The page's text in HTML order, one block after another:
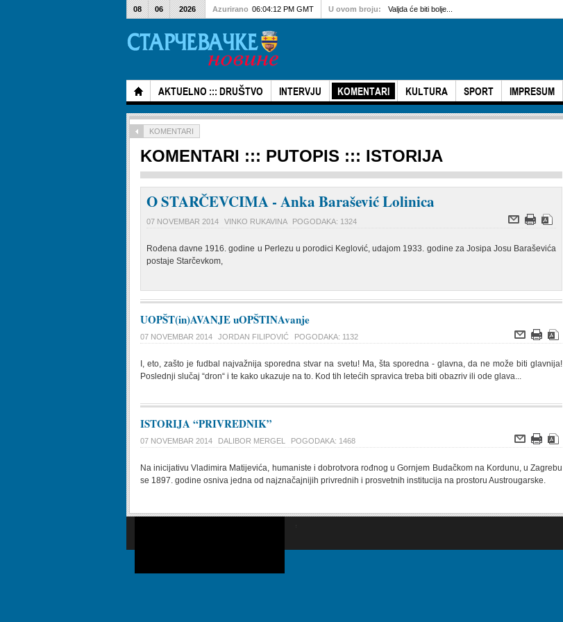
AKTUELNO ::: DRUŠTVO INTERVJU KOMENTARI KULTURA SPORT IMPRESUM
08 06 2026 Azurirano 06:04:12 PM GMT U ovom broju: Valjda će biti bolje...
KOMENTARI
KOMENTARI ::: PUTOPIS ::: ISTORIJA
O STARČEVCIMA - Anka Barašević Lolinica
07 NOVEMBAR 2014 VINKO RUKAVINA POGODAKA: 1324
Rođena davne 1916. godine u Perlezu u porodici Keglović, udajom 1933. godine za Josipa Josu Baraševića
postaje Starčevkom,
UOPŠT(in)AVANJE uOPŠTINAvanje
07 NOVEMBAR 2014 JORDAN FILIPOVIĆ POGODAKA: 1132
I, eto, zašto je fudbal najvažnija sporedna stvar na svetu! Ma, šta sporedna - glavna, da ne može biti glavnija!
Poslednji slučaj “dron“ i te kako ukazuje na to. Kod tih letećih spravica treba biti obazriv ili ode glava...
ISTORIJA “PRIVREDNIK”
07 NOVEMBAR 2014 DALIBOR MERGEL POGODAKA: 1468
Na inicijativu Vladimira Matijevića, humaniste i dobrotvora rođnog u Gornjem Budačkom na Kordunu, u Zagrebu
se 1897. godine osniva jedna od najznačajnijih privrednih i prosvetnih institucija na prostoru Austrougarske.